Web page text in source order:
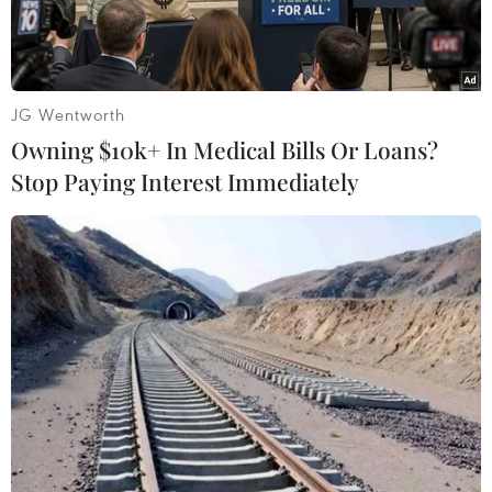
Giao dịch tại VietinBank. (Ảnh: CTV)
Với việc đưa ra nhiều gói dịch vụ và giải pháp
đa dạng từ các ngân hàng, người tiêu dùng
đang có những cơ hội để đưa ra quyết định chi
tiêu thông minh, tiết kiệm và đảm bảo an toàn
JG Wentworth
Owning $10k+ In Medical Bills Or Loans?
Stop Paying Interest Immediately